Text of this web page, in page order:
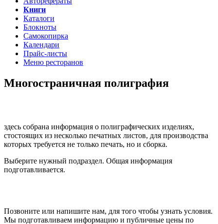
Книги
Каталоги
Блокноты
Самокопирка
Календари
Прайс-листы
Меню ресторанов
Многостраничная полиграфия
здесь собрана информация о полиграфических изделиях,
стостоящих из несколько печатных листов, для производства
которых требуется не только печать, но и сборка.
Выберите нужный подраздел. Общая информация
подготавливается.
Позвоните или напишите нам, для того чтобы узнать условия.
Мы подготавливаем информацию и публичные цены по